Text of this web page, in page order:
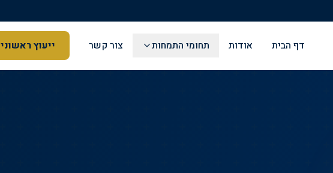
דף הבית אודות תחומי התמחות צור קשר ייעוץ ראשוני